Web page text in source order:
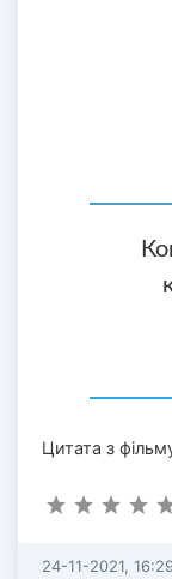
Цитата з
24-11-2021,